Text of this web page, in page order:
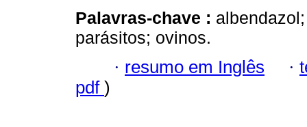
Palavras-chave :
parásitos; ovinos.
· resumo em Inglês ·
pdf )